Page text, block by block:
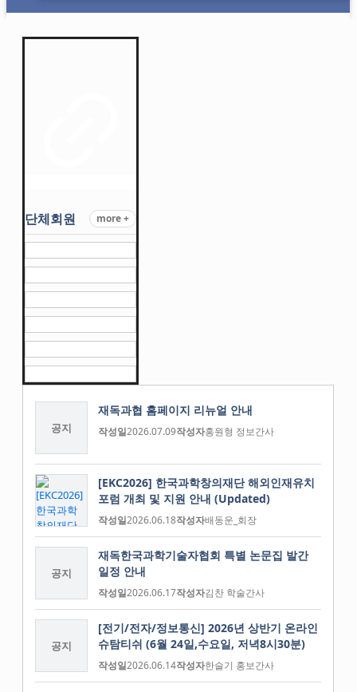
단체회원 more +
공지
재독과협 홈페이지 리뉴얼 안내
작성일2026.07.09작성자홍원형 정보간사
[EKC2026] 한국과학창의재단 해외인재유치
포럼 개최 및 지원 안내 (Updated)
작성일2026.06.18작성자배동운_회장
공지
재독한국과학기술자협회 특별 논문집 발간
일정 안내
작성일2026.06.17작성자김찬 학술간사
공지
[전기/전자/정보통신] 2026년 상반기 온라인
슈탐티쉬 (6월 24일,수요일, 저녁8시30분)
작성일2026.06.14작성자한슬기 홍보간사